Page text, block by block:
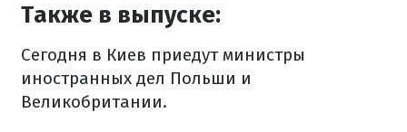
Также в выпуске:
Сегодня в Киев приедут министры
иностранных дел Польши и
Великобритании.